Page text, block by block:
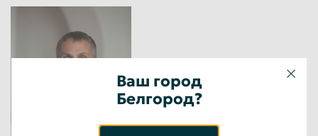
Ваш город
Белгород?